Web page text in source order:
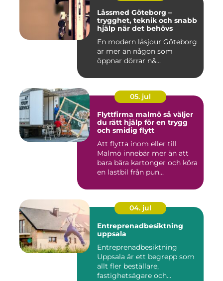
Låssmed Göteborg –
trygghet, teknik och snabb
hjälp när det behövs
En modern låsjour Göteborg
är mer än någon som
öppnar dörrar n&...
05. jul
Flyttfirma malmö så väljer
du rätt hjälp för en trygg
och smidig flytt
Att flytta inom eller till
Malmö innebär mer än att
bara bära kartonger och köra
en lastbil från pun...
04. jul
Entreprenadbesiktning
uppsala
Entreprenadbesiktning
Uppsala är ett begrepp som
allt fler beställare,
fastighetsägare och